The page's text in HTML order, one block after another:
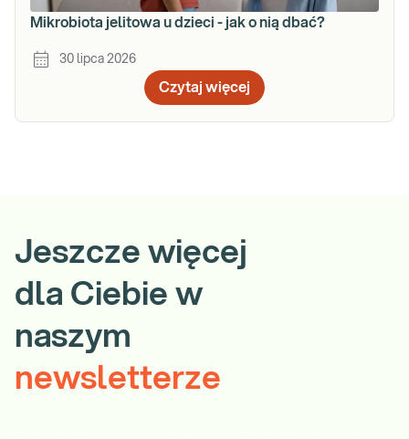
Mikrobiota jelitowa u dzieci - jak o nią dbać?
30 lipca 2026
Czytaj więcej
Jeszcze więcej
dla Ciebie w
naszym
newsletterze